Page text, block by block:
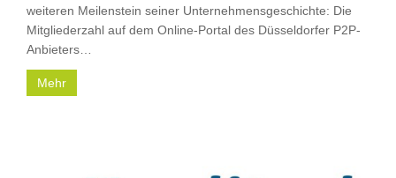
weiteren Meilenstein seiner Unternehmensgeschichte: Die
Mitgliederzahl auf dem Online-Portal des Düsseldorfer P2P-
Anbieters…
Mehr